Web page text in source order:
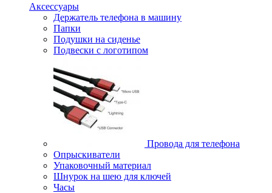
Аксессуары
Держатель телефона в машину
Папки
Подушки на сиденье
Подвески с логотипом
Провода для телефона
Опрыскиватели
Упаковочный материал
Шнурок на шею для ключей
Часы